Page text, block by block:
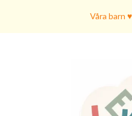
Våra barn